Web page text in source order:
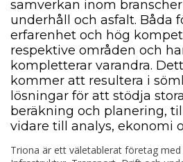
samverkan inom
underhåll och asfalt. Båda
erfarenhet och hög
respektive områden och
kompletterar varandra.
kommer att resultera i
lösningar för att stödja
beräkning och planering,
vidare till analys, ekonomi
Triona är ett väletablerat företag